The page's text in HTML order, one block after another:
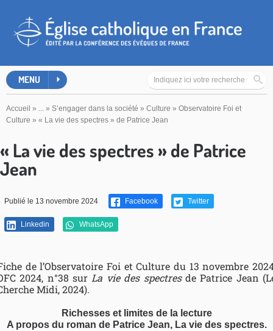
MENU
Accueil » ... » S’engager dans la société » Culture » Observatoire Foi et
Culture » « La vie des spectres » de Patrice Jean
« La vie des spectres » de Patrice
Jean
Publié le 13 novembre 2024 Facebook Twitter
Linkedin WhatsApp
de l’Observatoire Foi et Culture du 13 novembre
2024, n°38 surLa vie des spectres de Patrice Jean
Midi, 2024).
Richesses et limites de la lecture
A propos du roman de Patrice Jean, La vie des spectres.